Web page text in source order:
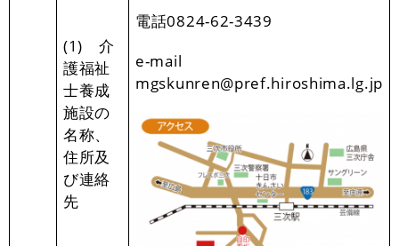
(1) 介
護福祉
士養成
施設の
名称、
住所及
び連絡
先
電話0824-62-3439
e-mail
mgskunren@pref.hiroshima.lg.jp